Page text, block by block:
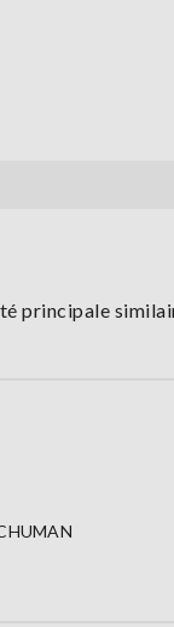
principale